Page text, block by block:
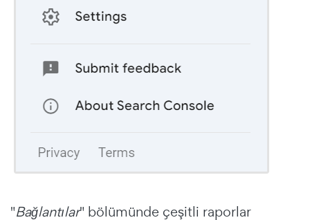
"Bağlantılar" bölümünde çeşitli raporlar